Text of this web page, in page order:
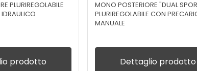
PLURIREGOLABILE
prodotto
MONO POSTERIORE "DUAL
PLURIREGOLABILE CON
MANUALE
Dettaglio prodotto